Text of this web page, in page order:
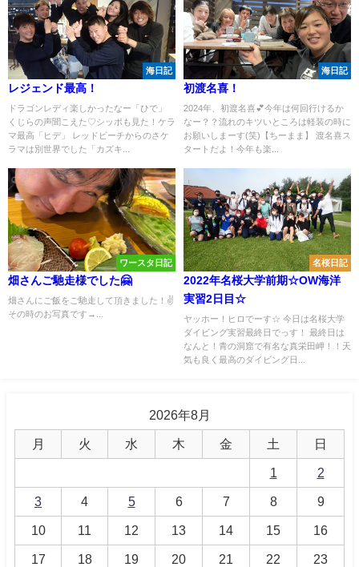
海日記
レジェンド最高！
ドラゴンレディ楽しかったなー「ひで」
くじらの声聞こえた♡シッポも見た！ケラ
マ最高「ヒデ」 レッドビーチからのさケ
ラマは別世界でした「カズキ...
海日記
初渡名喜！
2024年、初渡名喜💕今年は何回行けるか
なー？？流れのキツいところは軽装の時に
お願いしまーす(笑)【ちーまま】 渡名喜ス
タートだよ！今年も楽...
ワースタ日記
畑さんご馳走様でした🤗
畑さんにご飯をご馳走して頂きました！✌️
その時のお写真です→...
名桜日記
2022年名桜大学前期☆OW海洋
実習2日目☆
ヤッホー！ヒロでーす☆ 今日は名桜大学
ダイビング実習最終日でっす！ 最終日は
なんと！青の洞窟で有名な真栄田岬！！天
気も良く最高のダイビング日...
2026年8月
月 火 水 木 金 土 日
1 2
3 4 5 6 7 8 9
10 11 12 13 14 15 16
17 18 19 20 21 22 23